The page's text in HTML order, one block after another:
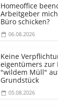
Homeoffice
Arbeitgeber
Büro schicken?
06.08.2026
Keine
eigentümers zur
"wildem Müll"
Grundstück
05.08.2026